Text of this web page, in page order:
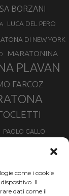
come i cookie
Il
dati come il
BORZANI
LUCA DEL PERO
DI NEW YORK
MARATONINA
PLAVAN
FARCOZ
PAOLO GALLO
GEANTS
KIMA